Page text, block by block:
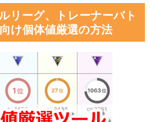
リーグ、トレーナーバト
け個体値厳選の方法